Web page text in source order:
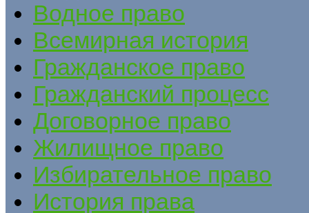
Водное право
Всемирная история
Гражданское право
Гражданский процесс
Договорное право
Жилищное право
Избирательное право
История права